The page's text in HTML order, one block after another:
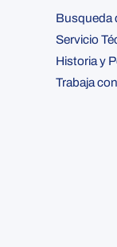
Busqueda
Servicio
Historia y
Trabaja